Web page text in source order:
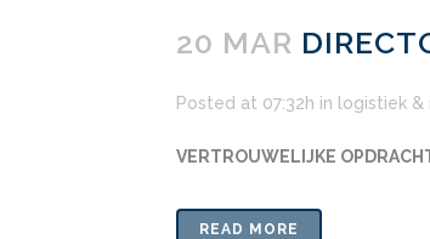
20 MAR
Posted at 07:32h in logistiek &
VERTROUWELIJKE
READ MORE